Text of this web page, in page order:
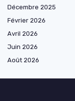
Décembre 2025
Février 2026
Avril 2026
Juin 2026
Août 2026